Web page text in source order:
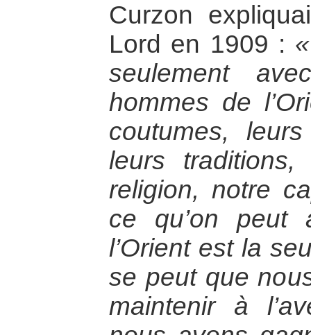
Curzon
Lord en 1909 :
seulement
hommes de
coutumes,
leurs
religion, notre
ce qu’on peut
l’Orient est la
se peut que
maintenir à